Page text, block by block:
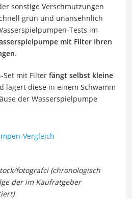
sonstige Verschmutzungen
grün und unansehnlich
Tests im
mit Filter Ihren
.
Set mit Filter fängt selbst kleine
lagert diese in einem Schwamm
der Wasserspielpumpe
Vergleich